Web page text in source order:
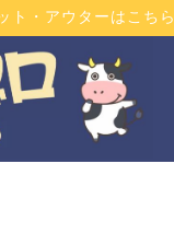
ト・アウターはこちら